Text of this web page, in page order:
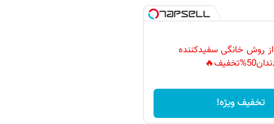
از روش خانگی سفیدکننده
تخفیف ویژه!